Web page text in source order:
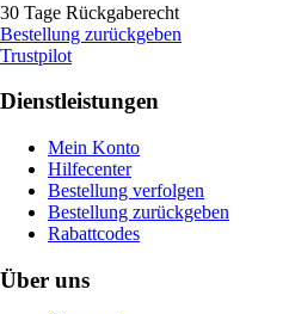
30 Tage Rückgaberecht
Bestellung zurückgeben
Trustpilot
Dienstleistungen
Mein Konto
Hilfecenter
Bestellung verfolgen
Bestellung zurückgeben
Rabattcodes
Über uns